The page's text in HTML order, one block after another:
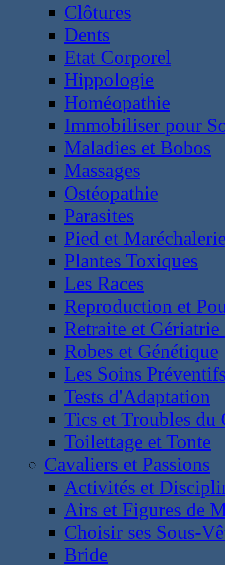
Clôtures
Dents
Etat Corporel
Hippologie
Homéopathie
Immobiliser pour
Maladies et Bobos
Massages
Ostéopathie
Parasites
Pied et
Plantes Toxiques
Les Races
Reproduction et
Retraite et
Robes et Génétique
Les Soins
Tests d'Adaptation
Tics et Troubles du
Toilettage et Tonte
Cavaliers et Passions
Activités et
Airs et Figures de
Choisir ses Sous-
Bride